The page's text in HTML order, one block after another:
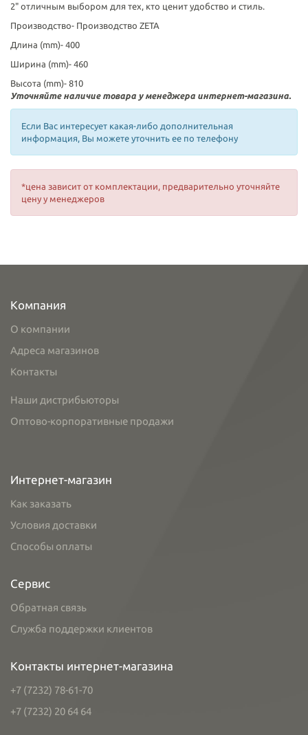
2" отличным выбором для тех, кто ценит удобство и стиль.
Производство- Производство ZETA
Длина (mm)- 400
Ширина (mm)- 460
Высота (mm)- 810
Уточняйте наличие товара у менеджера интернет-магазина.
Если Вас интересует какая-либо дополнительная
информация, Вы можете уточнить ее по телефону
*цена зависит от комплектации, предварительно уточняйте
цену у менеджеров
Компания
О компании
Адреса магазинов
Контакты
Наши дистрибьюторы
Оптово-корпоративные продажи
Интернет-магазин
Как заказать
Условия доставки
Способы оплаты
Сервис
Обратная связь
Служба поддержки клиентов
Контакты интернет-магазина
+7 (7232) 78-61-70
+7 (7232) 20 64 64